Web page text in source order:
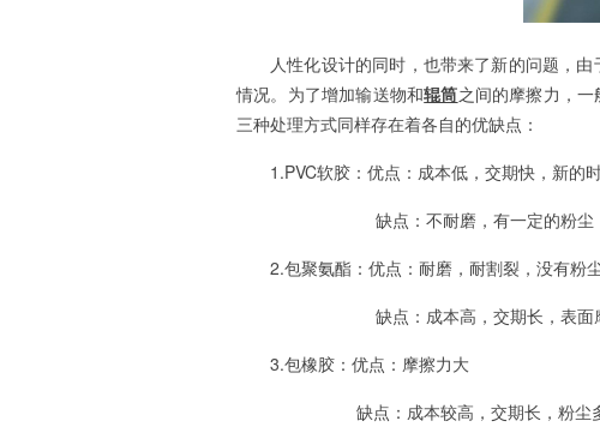
人性化设计的同时，也带来了新的问题，
情况。为了增加输送物和辊筒之间的摩擦力，一
三种处理方式同样存在着各自的优缺点：
1.PVC软胶：优点：成本低，交期快，新的
缺点：不耐磨，有一定的粉尘，胶
2.包聚氨酯：优点：耐磨，耐割裂，没有粉尘
缺点：成本高，交期长，表面摩
3.包橡胶：优点：摩擦力大
缺点：成本较高，交期长，粉尘